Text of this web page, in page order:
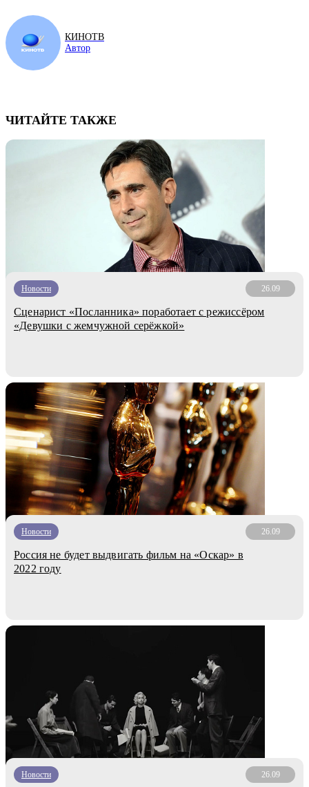
КИНОТВ
Автор
ЧИТАЙТЕ ТАКЖЕ
Новости 26.09
Сценарист «Посланника» поработает с режиссёром
«Девушки с жемчужной серёжкой»
Новости 26.09
Россия не будет выдвигать фильм на «Оскар» в
2022 году
Новости 26.09